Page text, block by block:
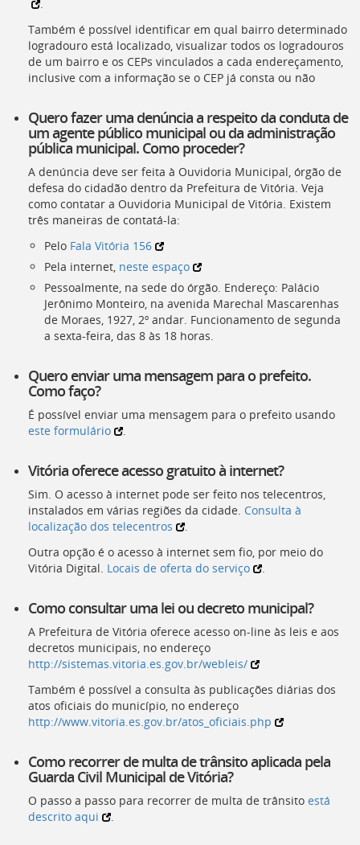
Também é possível identificar em qual bairro determinado
logradouro está localizado, visualizar todos os logradouros
de um bairro e os CEPs vinculados a cada endereçamento,
inclusive com a informação se o CEP já consta ou não
Quero fazer uma denúncia a respeito da conduta de
um agente público municipal ou da administração
pública municipal. Como proceder?
A denúncia deve ser feita à Ouvidoria Municipal, órgão de
defesa do cidadão dentro da Prefeitura de Vitória. Veja
como contatar a Ouvidoria Municipal de Vitória. Existem
três maneiras de contatá-la:
Pelo Fala Vitória 156
Pela internet, neste espaço
Pessoalmente, na sede do órgão. Endereço: Palácio
Jerônimo Monteiro, na avenida Marechal Mascarenhas
de Moraes, 1927, 2º andar. Funcionamento de segunda
a sexta-feira, das 8 às 18 horas.
Quero enviar uma mensagem para o prefeito.
Como faço?
É possível enviar uma mensagem para o prefeito usando
este formulário
Vitória oferece acesso gratuito à internet?
Sim. O acesso à internet pode ser feito nos telecentros,
instalados em várias regiões da cidade. Consulta à
localização dos telecentros
Outra opção é o acesso à internet sem fio, por meio do
Vitória Digital. Locais de oferta do serviço
Como consultar uma lei ou decreto municipal?
A Prefeitura de Vitória oferece acesso on-line às leis e aos
decretos municipais, no endereço
http://sistemas.vitoria.es.gov.br/webleis/
Também é possível a consulta às publicações diárias dos
atos oficiais do município, no endereço
http://www.vitoria.es.gov.br/atos_oficiais.php
Como recorrer de multa de trânsito aplicada pela
Guarda Civil Municipal de Vitória?
O passo a passo para recorrer de multa de trânsito está
descrito aqui